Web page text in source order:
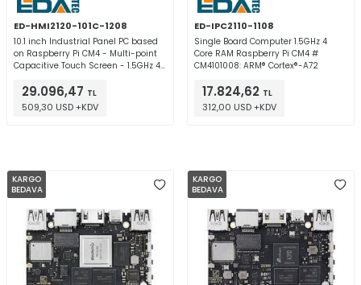
ED-HMI2120-101C-1208
10.1 inch Industrial Panel PC based
on Raspberry Pi CM4 - Multi-point
Capacitive Touch Screen - 1.5GHz 4
29.096,47 TL
509,30 USD +KDV
ED-IPC2110-1108
Single Board Computer 1.5GHz 4
Core RAM Raspberry Pi CM4 #
CM4101008: ARM® Cortex®-A72
17.824,62 TL
312,00 USD +KDV
KARGO
BEDAVA
KARGO
BEDAVA